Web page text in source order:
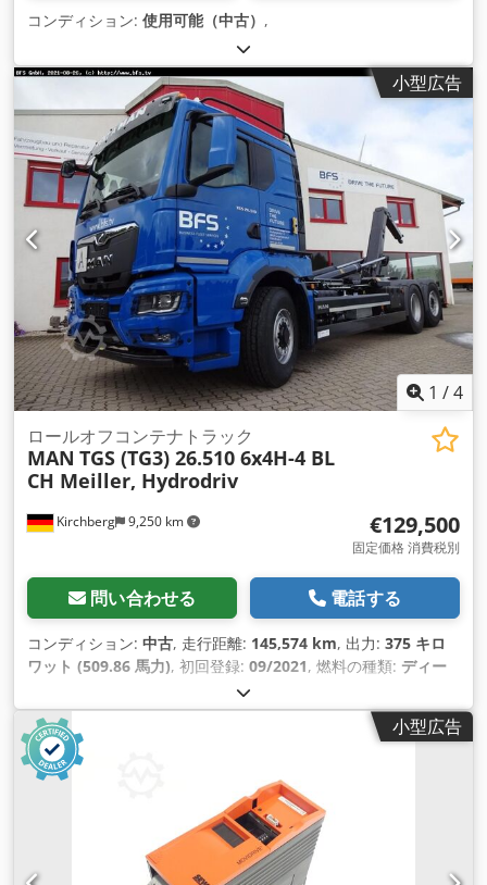
コンディション: 使用可能（中古） ,
小型広告
1 /4
Kirchberg 9,250 km
ロールオフコンテナトラック
MAN TGS (TG3) 26.510 6x4H-4 BL
CH Meiller, Hydrodriv
€129,500
固定価格 消費税別
問い合わせる 電話する
コンディション: 中古, 走行距離: 145,574 km, 出力: 375 キロ
ワット (509.86 馬力), 初回登録: 09/2021, 燃料の種類: ディー
26,000 kg（キログラム）
回検査（TÜV）:09/2026, ブレーキ:リターダ, 変速方式:オー
トマチック
ABS（アンチロック・
ブレーキ・システム）, エアコン, ナビゲーションシステム, 電
子安定制御プログラム (ESP)
小型広告